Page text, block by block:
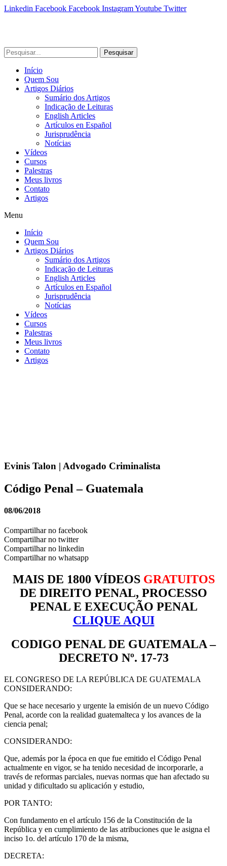
Linkedin Facebook Facebook InstagramYoutube Twitter
Pesquisar
Início
Quem Sou
Artigos Diários
Sumário dos Artigos
Indicação de Leituras
English Articles
Artículos en Español
Jurisprudência
Notícias
Vídeos
Cursos
Palestras
Meus livros
Contato
Artigos
Menu
Início
Quem Sou
Artigos Diários
Sumário dos Artigos
Indicação de Leituras
English Articles
Artículos en Español
Jurisprudência
Notícias
Vídeos
Cursos
Palestras
Meus livros
Contato
Artigos
Evinis Talon | Advogado Criminalista
Código Penal – Guatemala
08/06/2018
Compartilhar no facebook
Compartilhar no twitter
Compartilhar no linkedin
Compartilhar no whatsapp
MAIS DE 1800 VÍDEOS GRATUITOS
DE DIREITO PENAL, PROCESSO
PENAL E EXECUÇÃO PENAL
CLIQUE AQUI
CODIGO PENAL DE GUATEMALA –
DECRETO Nº. 17-73
EL CONGRESO DE LA REPÚBLICA DE GUATEMALA
CONSIDERANDO:
Que se hace necesario y urgente la emisión de un nuevo Código
Penal, acorde con la realidad guatemalteca y los avances de la
ciencia penal;
CONSIDERANDO:
Que, además por la época en que fue emitido el Código Penal
actualmente en vigor, se ha tenido necesidad de incorporarle, a
través de reformas parciales, nuevas normas que han afectado su
unidad y dificultado su aplicación y estudio,
POR TANTO:
Con fundamento en el artículo 156 de la Constitución de la
República y en cumplimiento de las atribuciones que le asigna el
inciso 1o. del artículo 170 de la misma,
DECRETA: